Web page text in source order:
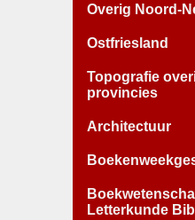
Overig Noord-
Ostfriesland
Topografie
provincies
Architectuur
Letterkunde